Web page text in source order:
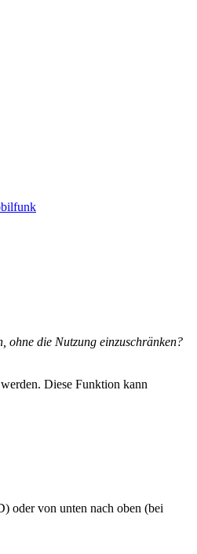
ohne die Nutzung einzuschränken?
Diese Funktion kann
oder von unten nach oben (bei